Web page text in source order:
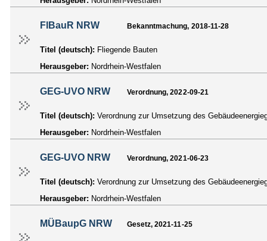
FlBauR NRW Bekanntmachung, 2018-11-28
Titel (deutsch): Fliegende Bauten
Herausgeber: Nordrhein-Westfalen
GEG-UVO NRW Verordnung, 2022-09-21
Titel (deutsch): Verordnung zur Umsetzung des
Herausgeber: Nordrhein-Westfalen
GEG-UVO NRW Verordnung, 2021-06-23
Titel (deutsch): Verordnung zur Umsetzung des
Herausgeber: Nordrhein-Westfalen
MÜBaupG NRW Gesetz, 2021-11-25